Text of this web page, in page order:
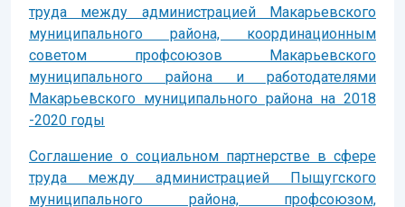
труда между администрацией Макарьевского
муниципального района, координационным
советом профсоюзов Макарьевского
муниципального района и работодателями
Макарьевского муниципального района на 2018
-2020 годы
Соглашение о социальном партнерстве в сфере
труда между администрацией Пыщугского
муниципального района, профсоюзом,